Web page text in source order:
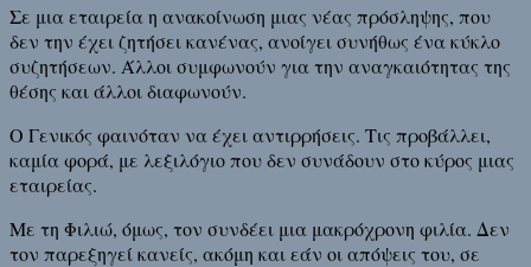
Σε μια εταιρεία η ανακοίνωση μιας νέας πρόσληψης, που
δεν την έχει ζητήσει κανένας, ανοίγει συνήθως ένα κύκλο
συζητήσεων. Άλλοι συμφωνούν για την αναγκαιότητας της
θέσης και άλλοι διαφωνούν.
Ο Γενικός φαινόταν να έχει αντιρρήσεις. Τις προβάλλει,
καμία φορά, με λεξιλόγιο που δεν συνάδουν στο κύρος μιας
εταιρείας.
Με τη Φιλιώ, όμως, τον συνδέει μια μακρόχρονη φιλία. Δεν
τον παρεξηγεί κανείς, ακόμη και εάν οι απόψεις του, σε